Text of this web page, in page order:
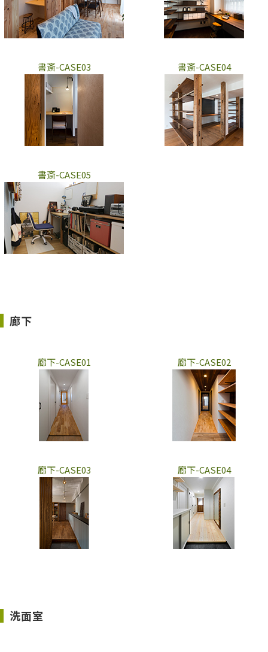
書斎-CASE03 書斎-CASE04
書斎-CASE05
廊下
廊下-CASE01 廊下-CASE02
廊下-CASE03 廊下-CASE04
洗面室